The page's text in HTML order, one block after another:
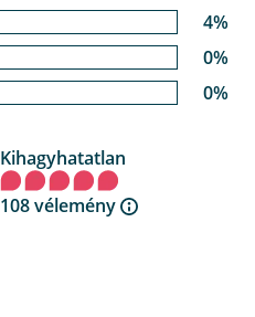
4%
0%
0%
Kihagyhatatlan
108 vélemény